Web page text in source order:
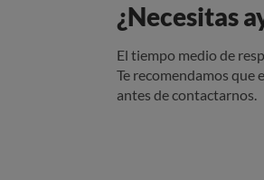
¿Necesitas
El tiempo medio de
Te recomendamos que
antes de contactarnos.